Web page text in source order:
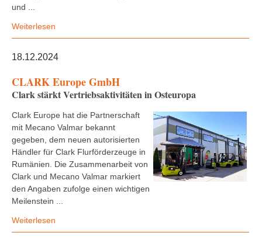
und ...
Weiterlesen
18.12.2024
CLARK Europe GmbH
Clark stärkt Vertriebsaktivitäten in Osteuropa
Clark Europe hat die Partnerschaft
mit Mecano Valmar bekannt
gegeben, dem neuen autorisierten
Händler für Clark Flurförderzeuge in
Rumänien. Die Zusammenarbeit von
Clark und Mecano Valmar markiert
den Angaben zufolge einen wichtigen
Meilenstein ...
Weiterlesen